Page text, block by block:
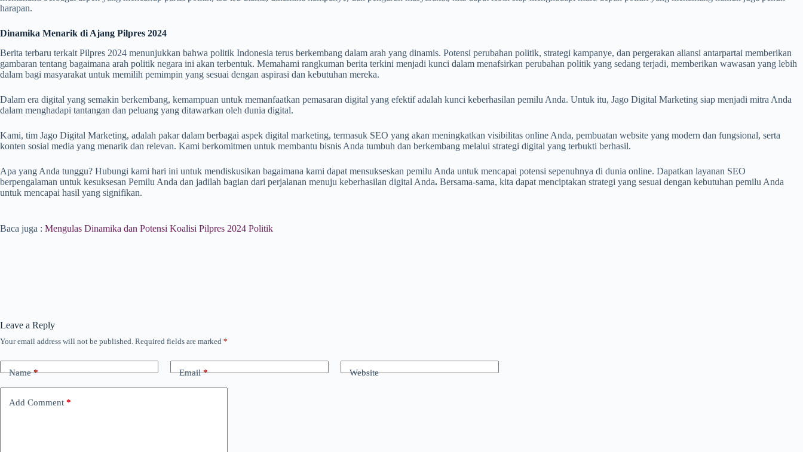
harapan.
Dinamika Menarik di Ajang Pilpres 2024
Berita terbaru terkait Pilpres 2024 menunjukkan bahwa politik Indonesia terus berkembang dalam arah yang dinamis. Potensi perubahan politik, strategi kampanye, dan pergerakan aliansi antarpartai memberikan
gambaran tentang bagaimana arah politik negara ini akan terbentuk. Memahami rangkuman berita terkini menjadi kunci dalam menafsirkan perubahan politik yang sedang terjadi, memberikan wawasan yang lebih
dalam bagi masyarakat untuk memilih pemimpin yang sesuai dengan aspirasi dan kebutuhan mereka.
Dalam era digital yang semakin berkembang, kemampuan untuk memanfaatkan pemasaran digital yang efektif adalah kunci keberhasilan pemilu Anda. Untuk itu, Jago Digital Marketing siap menjadi mitra Anda
dalam menghadapi tantangan dan peluang yang ditawarkan oleh dunia digital.
Kami, tim Jago Digital Marketing, adalah pakar dalam berbagai aspek digital marketing, termasuk SEO yang akan meningkatkan visibilitas online Anda, pembuatan website yang modern dan fungsional, serta
konten sosial media yang menarik dan relevan. Kami berkomitmen untuk membantu bisnis Anda tumbuh dan berkembang melalui strategi digital yang terbukti berhasil.
Apa yang Anda tunggu? Hubungi kami hari ini untuk mendiskusikan bagaimana kami dapat mensukseskan pemilu Anda untuk mencapai potensi sepenuhnya di dunia online. Dapatkan layanan SEO
berpengalaman untuk kesuksesan Pemilu Anda dan jadilah bagian dari perjalanan menuju keberhasilan digital Anda. Bersama-sama, kita dapat menciptakan strategi yang sesuai dengan kebutuhan pemilu Anda
untuk mencapai hasil yang signifikan.
Baca juga : Mengulas Dinamika dan Potensi Koalisi Pilpres 2024 Politik
Leave a Reply
Your email address will not be published. Required fields are marked *
Name* Email* Website
Add Comment *